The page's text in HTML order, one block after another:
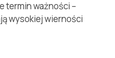
termin ważności –
wysokiej wierności